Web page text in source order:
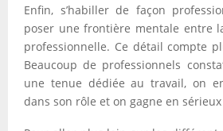
Enfin, s’habiller de façon
poser une frontière mentale entre
professionnelle. Ce détail compte
Beaucoup de professionnels
une tenue dédiée au travail, on
dans son rôle et on gagne en